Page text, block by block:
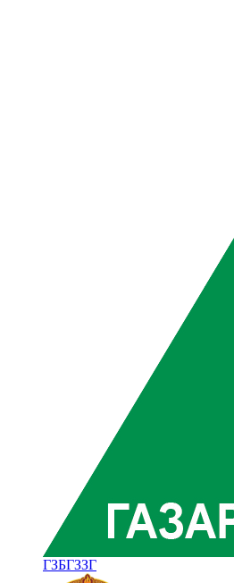
ГЗБГЗЗГ